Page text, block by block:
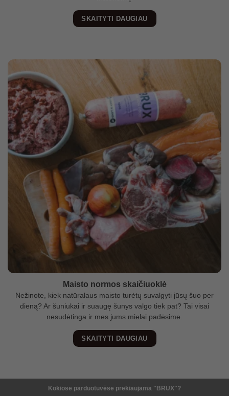
SKAITYTI DAUGIAU
Maisto normos skaičiuoklė
Nežinote, kiek natūralaus maisto turėtų suvalgyti jūsų šuo per
dieną? Ar šuniukai ir suaugę šunys valgo tiek pat? Tai visai
nesudėtinga ir mes jums mielai padėsime.
SKAITYTI DAUGIAU
Kokiose parduotuvėse prekiaujama "BRUX"?